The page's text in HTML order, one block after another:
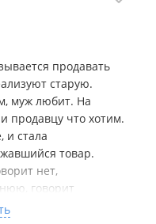
продавать
старую.
муж любит. На
продавцу что хотим.
и стала
товар.
нет,
говорит
уже